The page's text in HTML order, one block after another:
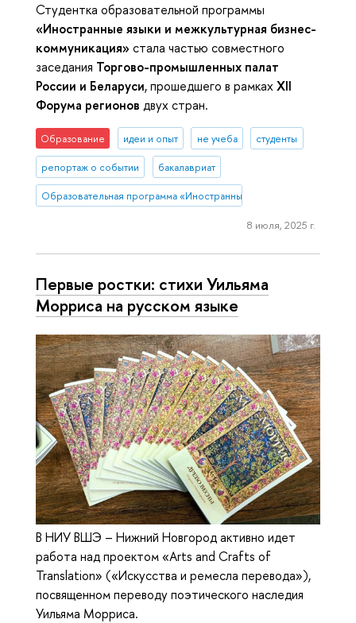
Студентка образовательной программы
«Иностранные языки и межкультурная бизнес-
коммуникация» стала частью совместного
заседания Торгово-промышленных палат
России и Беларуси, прошедшего в рамкахXII
Форума регионов двух стран.
Образование идеи и опыт не учеба студенты
репортаж о событии бакалавриат
Образовательная программа «Иностранные языки и
8 июля, 2025 г.
Первые ростки: стихи Уильяма
Морриса на русском языке
В НИУ ВШЭ – Нижний Новгород активно идет
работа над проектом «Arts and Crafts of
Translation» («Искусства и ремесла перевода»),
посвященном переводу поэтического наследия
Уильяма Морриса.